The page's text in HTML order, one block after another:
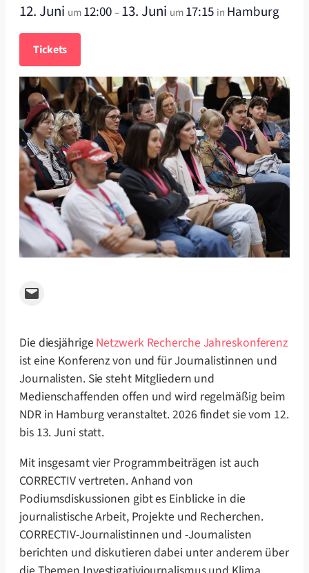
12. Juni um12:00–13. Juni um17:15 in Hamburg
Tickets
Email this Page
Die diesjährige Netzwerk Recherche Jahreskonferenz
ist eine Konferenz von und für Journalistinnen und
Journalisten. Sie steht Mitgliedern und
Medienschaffenden offen und wird regelmäßig beim
NDR in Hamburg veranstaltet. 2026 findet sie vom 12.
bis 13. Juni statt.
Mit insgesamt vier Programmbeiträgen ist auch
CORRECTIV vertreten. Anhand von
Podiumsdiskussionen gibt es Einblicke in die
journalistische Arbeit, Projekte und Recherchen.
CORRECTIV-Journalistinnen und -Journalisten
berichten und diskutieren dabei unter anderem über